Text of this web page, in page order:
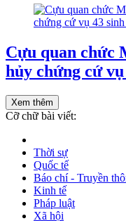
Cựu quan chức
hủy chứng cứ
Xem thêm
Cỡ chữ bài viết:
Thời sự
Quốc tế
Báo chí - Truyền
Kinh tế
Pháp luật
Xã hội